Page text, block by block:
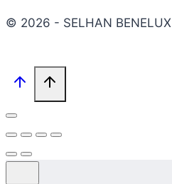
© 2026 - SELHAN BENELUX